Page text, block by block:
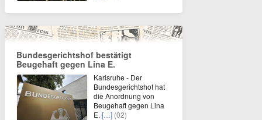
Bundesgerichtshof bestätigt
Beugehaft gegen Lina E.
Karlsruhe - Der
Bundesgerichtshof hat
die Anordnung von
Beugehaft gegen Lina
E. […] (02)